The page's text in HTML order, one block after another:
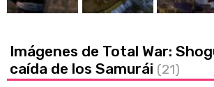
Imágenes de Total War:
caída de los Samurái (21)